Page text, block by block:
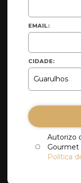
EMAIL:
CIDADE:
Autorizo
Gourmet
Política